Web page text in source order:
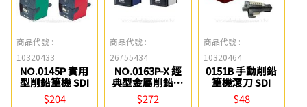
商品代號 :
10320433
NO.0145P 實用
型削鉛筆機 SDI
$204
商品代號 :
26755434
NO.0163P-X 經
典型金屬削鉛筆
機-珠光星沙 SDI
$272
商品代號 :
10320464
0151B 手動削鉛
筆機滾刀 SDI
$48